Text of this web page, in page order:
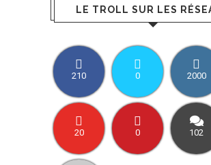
LE TROLL SUR LES
210 0 2000
20 0 102